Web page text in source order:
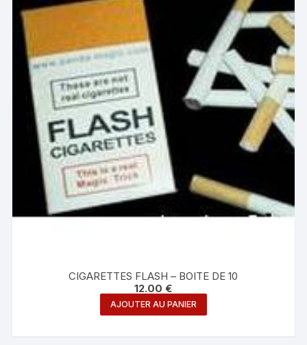
CIGARETTES FLASH – BOITE DE 10
12.00€
AJOUTER AU PANIER